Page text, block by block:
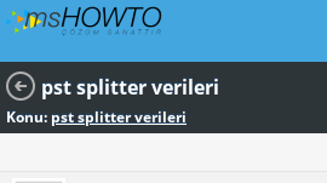
pst splitter verileri
Konu:pst splitter verileri